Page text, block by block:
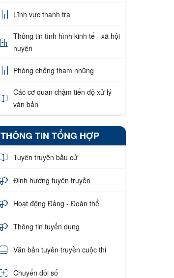
Lĩnh vực thanh tra
Thông tin tình hình kinh tế - xã hội
huyện
Phòng chống tham nhũng
Các cơ quan chậm tiến độ xử lý
văn bản
THÔNG TIN TỔNG HỢP
Tuyên truyền bầu cử
Định hướng tuyên truyền
Hoạt động Đảng - Đoàn thể
Thông tin tuyển dụng
Văn bản tuyên truyền cuộc thi
Chuyển đổi số